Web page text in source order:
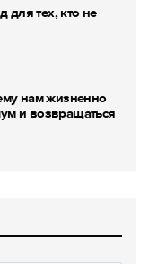
для тех, кто не
нам жизненно
и возвращаться